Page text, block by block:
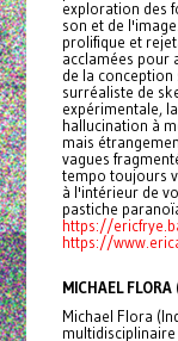
exploration des
son et de
prolifique et
acclamées pour
de la
surréaliste de
expérimentale,
hallucination à
mais
vagues
tempo toujours
à l'intérieur de
pastiche
https://
https://
MICHAEL FLORA
Michael Flora